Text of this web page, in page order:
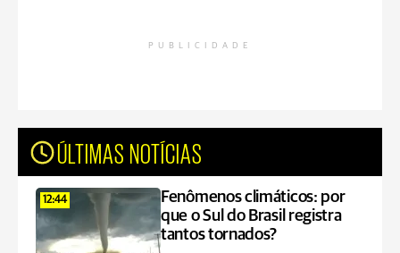
PUBLICIDADE
ÚLTIMAS NOTÍCIAS
12:44
Fenômenos climáticos: por
que o Sul do Brasil registra
tantos tornados?